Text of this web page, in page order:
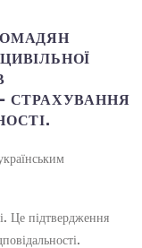
СТРАХУВАННЯ
Це підтвердження